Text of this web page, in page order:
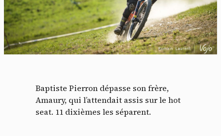
Baptiste Pierron dépasse son frère,
Amaury, qui l’attendait assis sur le hot
seat. 11 dixièmes les séparent.